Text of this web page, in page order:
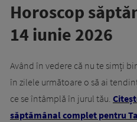
Horoscop
14 iunie 2026
Având în vedere că nu te simți
în zilele următoare o să ai
ce se întâmplă în jurul tău.
săptămânal complet pentru